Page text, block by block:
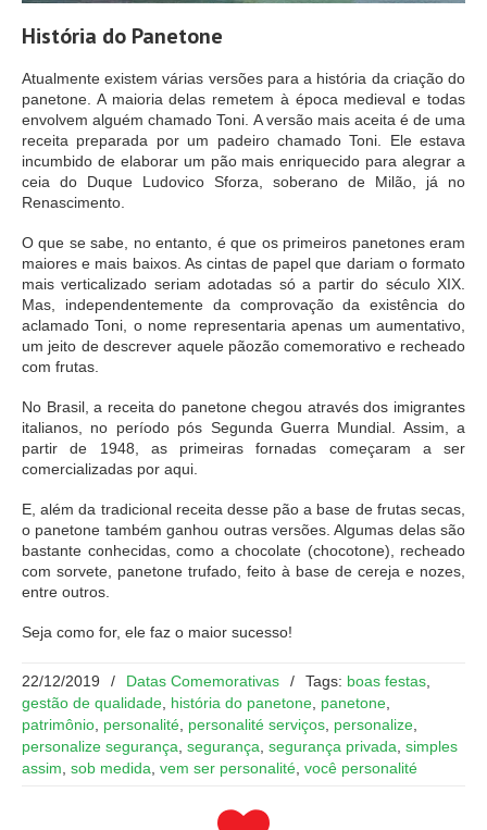
História do Panetone
Atualmente existem várias versões para a história da criação do
panetone. A maioria delas remetem à época medieval e todas
envolvem alguém chamado Toni. A versão mais aceita é de uma
receita preparada por um padeiro chamado Toni. Ele estava
incumbido de elaborar um pão mais enriquecido para alegrar a
ceia do Duque Ludovico Sforza, soberano de Milão, já no
Renascimento.
O que se sabe, no entanto, é que os primeiros panetones eram
maiores e mais baixos. As cintas de papel que dariam o formato
mais verticalizado seriam adotadas só a partir do século XIX.
Mas, independentemente da comprovação da existência do
aclamado Toni, o nome representaria apenas um aumentativo,
um jeito de descrever aquele pãozão comemorativo e recheado
com frutas.
No Brasil, a receita do panetone chegou através dos imigrantes
italianos, no período pós Segunda Guerra Mundial. Assim, a
partir de 1948, as primeiras fornadas começaram a ser
comercializadas por aqui.
E, além da tradicional receita desse pão a base de frutas secas,
o panetone também ganhou outras versões. Algumas delas são
bastante conhecidas, como a chocolate (chocotone), recheado
com sorvete, panetone trufado, feito à base de cereja e nozes,
entre outros.
Seja como for, ele faz o maior sucesso!
22/12/2019 / Datas Comemorativas / Tags: boas festas
gestão de qualidade história do panetone panetone
patrimônio personalité personalité serviços personalize
personalize segurança segurança segurança privada simples
assim sob medida vem ser personalité você personalité